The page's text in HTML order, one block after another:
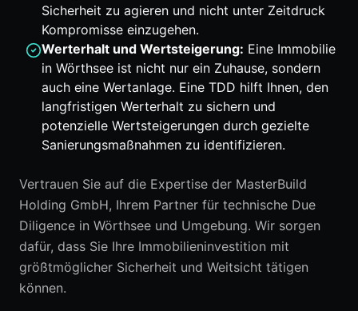
Sicherheit zu agieren und nicht unter Zeitdruck
Kompromisse einzugehen.
Werterhalt und Wertsteigerung: Eine Immobilie
in Wörthsee ist nicht nur ein Zuhause, sondern
auch eine Wertanlage. Eine TDD hilft Ihnen, den
langfristigen Werterhalt zu sichern und
potenzielle Wertsteigerungen durch gezielte
Sanierungsmaßnahmen zu identifizieren.
Vertrauen Sie auf die Expertise der MasterBuild
Holding GmbH, Ihrem Partner für technische Due
Diligence in Wörthsee und Umgebung. Wir sorgen
dafür, dass Sie Ihre Immobilieninvestition mit
größtmöglicher Sicherheit und Weitsicht tätigen
können.